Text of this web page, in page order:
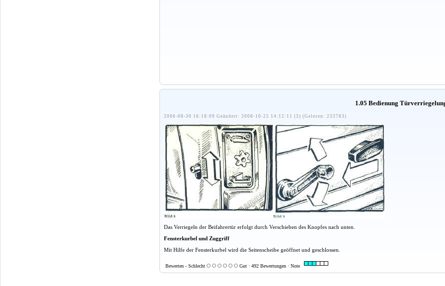
1.05 Bedienung
2006-08-30 16:18:09 Geändert: 2008-10-25 14:12:11 (3) (Gelesen: 233783)
Das Verriegeln der Beifahrertür erfolgt durch Verschieben des Knopfes nach unten.
Fensterkurbel und Zuggriff
Mit Hilfe der Fensterkurbel wird die Seitenscheibe geöffnet und geschlossen.
Bewerten - Schlecht Gut · 492 Bewertungen · Note